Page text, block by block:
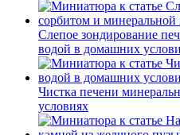
Слепое зондирование
водой в домашних
Чистка печени
условиях